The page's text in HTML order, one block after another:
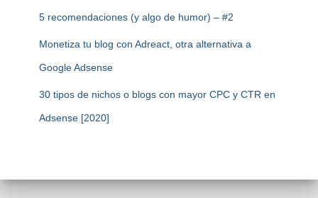
5 recomendaciones (y algo de humor) – #2
Monetiza tu blog con Adreact, otra alternativa a
Google Adsense
30 tipos de nichos o blogs con mayor CPC y CTR en
Adsense [2020]